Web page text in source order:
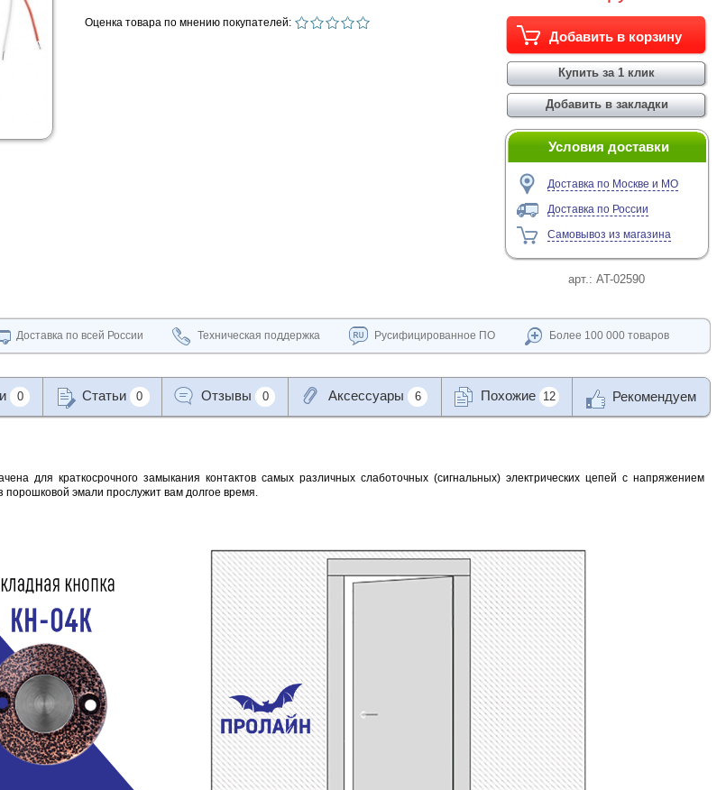
Оценка товара по мнению покупателей:
Условия доставки
Доставка по Москве и МО
Доставка по России
Самовывоз из магазина
арт.:AT-02590
Доставка по всей России Техническая поддержка Русифицированное ПО Более 100 000 товаров
0 Статьи 0 Отзывы 0 Аксессуары 6 Похожие 12 Рекомендуем
для краткосрочного замыкания контактов самых различных слаботочных (сигнальных) электрических цепей с напряжением
эмали прослужит вам долгое время.